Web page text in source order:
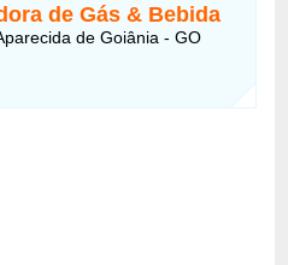
de Gás & Bebida
de Goiânia - GO